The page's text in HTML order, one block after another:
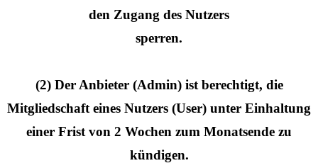
den Zugang des Nutzers
sperren.
(2) Der Anbieter (Admin) ist berechtigt, die
Mitgliedschaft eines Nutzers (User) unter Einhaltung
einer Frist von 2 Wochen zum Monatsende zu
kündigen.